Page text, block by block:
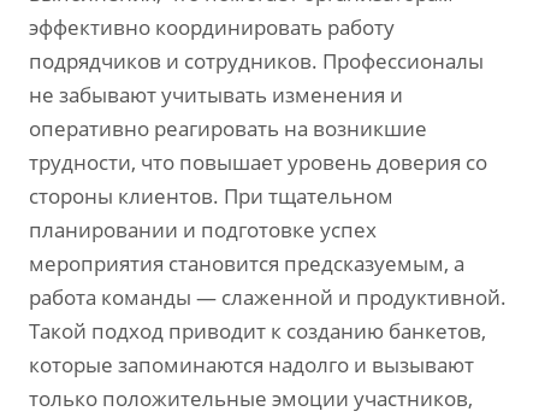
эффективно координировать работу
подрядчиков и сотрудников. Профессионалы
не забывают учитывать изменения и
оперативно реагировать на возникшие
трудности, что повышает уровень доверия со
стороны клиентов. При тщательном
планировании и подготовке успех
мероприятия становится предсказуемым, а
работа команды — слаженной и продуктивной.
Такой подход приводит к созданию банкетов,
которые запоминаются надолго и вызывают
только положительные эмоции участников,